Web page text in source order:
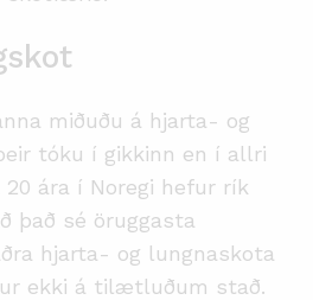
miðuðu á hjarta- og
tóku í gikkinn en í allri
ára í Noregi hefur rík
það sé öruggasta
hjarta- og lungnaskota
ekki á tilætluðum stað.